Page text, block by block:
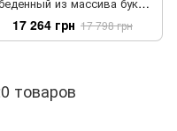
4 стула мягких
17 264 грн 17 798 грн
товаров